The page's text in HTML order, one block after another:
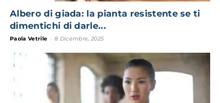
Albero di giada: la pianta resistente se ti
dimentichi di darle...
Paola Vetrile 8 Dicembre, 2025